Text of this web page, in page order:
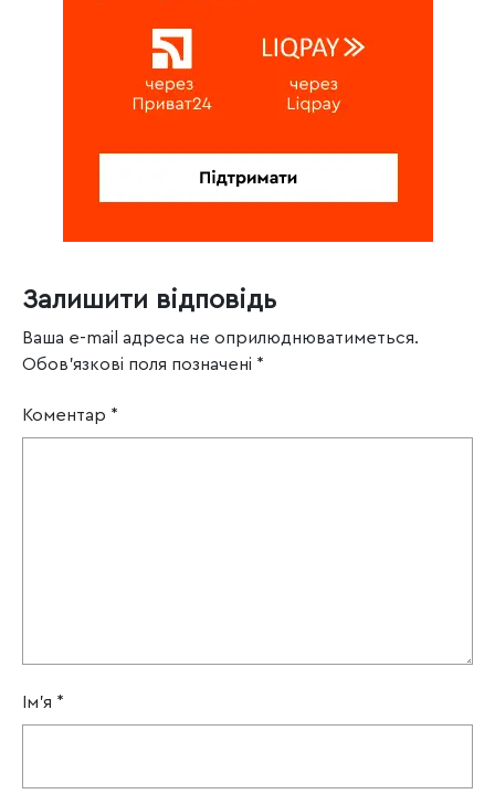
Залишити відповідь
Ваша e-mail адреса не оприлюднюватиметься.
Обов’язкові поля позначені *
Коментар *
Ім'я *